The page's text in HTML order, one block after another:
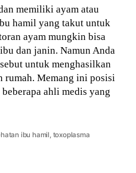
memiliki ayam atau
hamil yang takut untuk
ayam mungkin bisa
dan janin. Namun Anda
untuk menghasilkan
rumah. Memang ini posisi
ahli medis yang
ibu hamil toxoplasma